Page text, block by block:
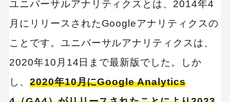
り付ける
参考動画｜サイト改善】GA4を活用したWebサイ
ト分析【実践】
ユニバーサルアナリティクスが終了するまでにや
っておくべきこと
ユニバーサルアナリティクスとは、2014年4
月にリリースされたGoogleアナリティクスの
ことです。ユニバーサルアナリティクスは、
2020年10月14日まで最新版でした。しか
し、 2020年10月にGoogle Analytics